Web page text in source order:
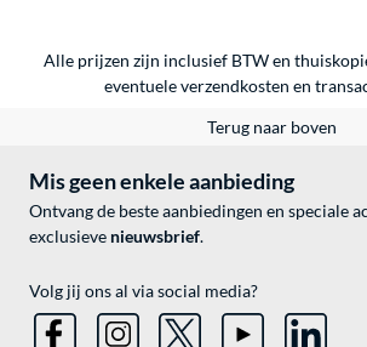
Alle prijzen zijn inclusief BTW en
eventueleverzendkosten en
Terug naar boven
Mis geen enkele aanbieding
Ontvang de beste aanbiedingen en speciale
exclusieve nieuwsbrief.
Volg jij ons al via social media?